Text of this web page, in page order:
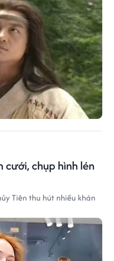
cưới, chụp hình lén
Tiên thu hút nhiều khán